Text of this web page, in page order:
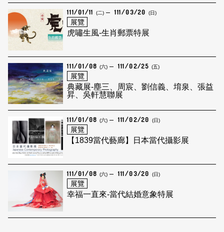
111/01/11 (二) 111/03/20 (日)
展覽
虎嘯生風-生肖郵票特展
111/01/08 (六) 111/02/25 (五)
展覽
典藏展-塵三、周宸、劉信義、堉泉、張益
昇、吳軒慧聯展
111/01/08 (六) 111/02/20 (日)
展覽
【1839當代藝廊】日本當代攝影展
111/01/08 (六) 111/03/20 (日)
展覽
幸福一直來-當代結婚意象特展